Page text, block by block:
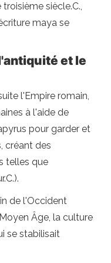
siècle.C.,
maya se
et le
l'Empire romain,
à l'aide de
pour garder et
créant des
telles que
de l'Occident
Âge, la culture
se stabilisait